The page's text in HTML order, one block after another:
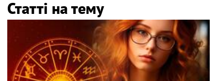
Статті на тему